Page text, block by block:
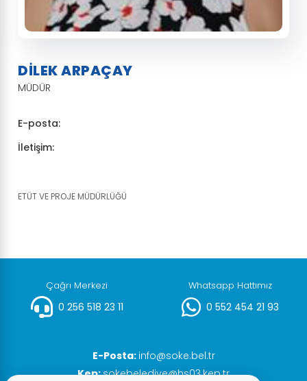
DİLEK ARPAÇAY
MÜDÜR
E-posta:
İletişim:
ETÜT VE PROJE MÜDÜRLÜĞÜ
Çağrı Merkezi
0 256 518 23 11
Whatsapp Hattımız
0 552 454 21 93
E-Posta: info@soke.bel.tr
Kep:sokebelediye@hs03.kep.tr